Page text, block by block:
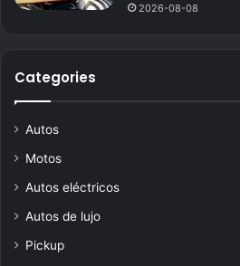
2026-08-08
Categories
Autos
Motos
Autos eléctricos
Autos de lujo
Pickup